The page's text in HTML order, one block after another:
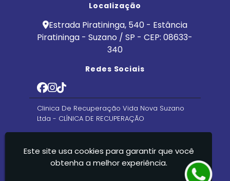
Localização
Estrada Piratininga, 540 - Estância
Piratininga - Suzano / SP - CEP: 08633-
340
Redes Sociais
Clinica De Recuperação Vida Nova Suzano
Ltda - CLÍNICA DE RECUPERAÇÃO
Este site usa cookies para garantir que você
obtenha a melhor experiência.